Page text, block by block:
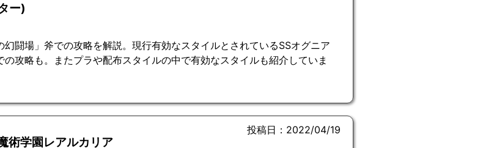
ー)
幻闘場」斧での攻略を解説。現行有効なスタイルとされているSSオグニア
の攻略も。またプラや配布スタイルの中で有効なスタイルも紹介していま
学園レアルカリア
投稿日：2022/04/19